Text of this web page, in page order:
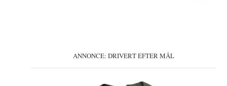
ANNONCE: DRIVERT EFTER MÅL